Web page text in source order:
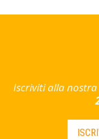
Iscriviti alla